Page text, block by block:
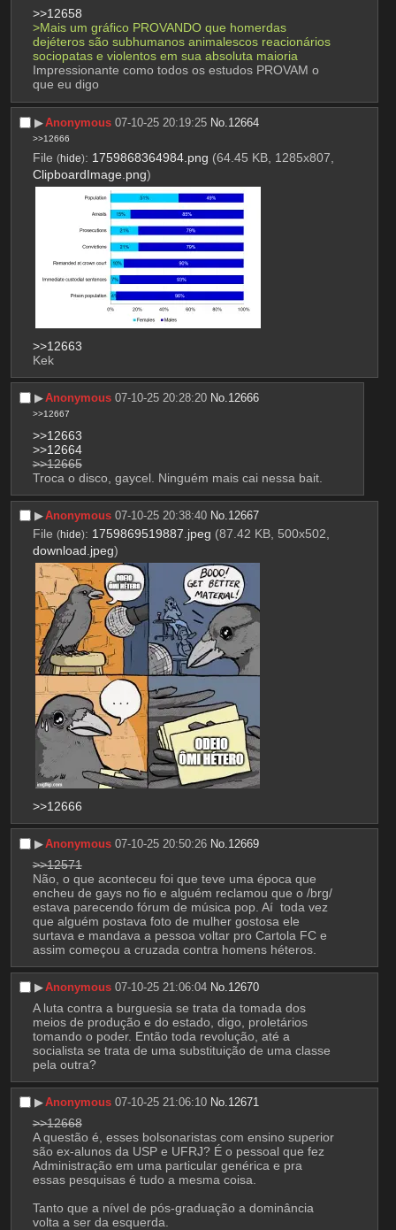
>>12658
>Mais um gráfico PROVANDO que homerdas
dejéteros são subhumanos animalescos reacionários
sociopatas e violentos em sua absoluta maioria
Impressionante como todos os estudos PROVAM o
que eu digo
▶︎Anonymous 07-10-25 20:19:25 No. 12664
>>12666
File (hide): 1759868364984.png (64.45 KB, 1285x807,
ClipboardImage.png)
>>12663
Kek
▶︎Anonymous 07-10-25 20:28:20 No. 12666
>>12667
>>12663
>>12664
>>12665
Troca o disco, gaycel. Ninguém mais cai nessa bait.
▶︎Anonymous 07-10-25 20:38:40 No.12667
File (hide): 1759869519887.jpeg (87.42 KB, 500x502,
download.jpeg)
>>12666
▶︎Anonymous 07-10-25 20:50:26 No. 12669
>>12571
Não, o que aconteceu foi que teve uma época que
encheu de gays no fio e alguém reclamou que o /brg/
estava parecendo fórum de música pop. Aí  toda vez
que alguém postava foto de mulher gostosa ele
surtava e mandava a pessoa voltar pro Cartola FC e
assim começou a cruzada contra homens héteros.
▶︎Anonymous 07-10-25 21:06:04 No. 12670
A luta contra a burguesia se trata da tomada dos
meios de produção e do estado, digo, proletários
tomando o poder. Então toda revolução, até a
socialista se trata de uma substituição de uma classe
pela outra?
▶︎Anonymous 07-10-25 21:06:10 No. 12671
>>12668
A questão é, esses bolsonaristas com ensino superior
são ex-alunos da USP e UFRJ? É o pessoal que fez
Administração em uma particular genérica e pra
essas pesquisas é tudo a mesma coisa.
Tanto que a nível de pós-graduação a dominância
volta a ser da esquerda.